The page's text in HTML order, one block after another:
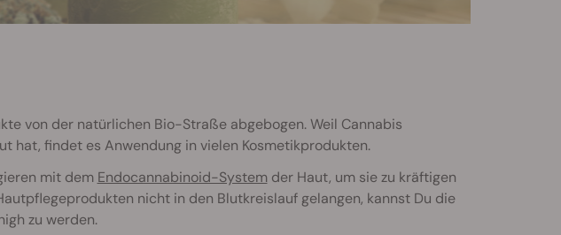
von der natürlichen Bio-Straße abgebogen. Weil Cannabis
hat, findet es Anwendung in vielen Kosmetikprodukten.
mit dem Endocannabinoid-Systemder Haut, um sie zu kräftigen
nicht in den Blutkreislauf gelangen, kannst Du die
zu werden.